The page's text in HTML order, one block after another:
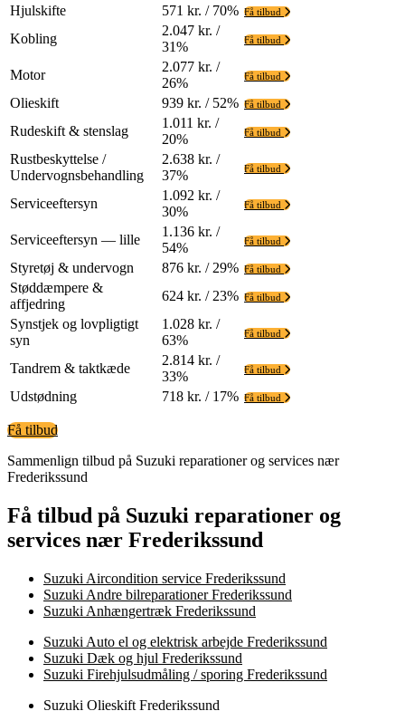
Hjulskifte 571 kr. / 70% Få tilbud
Kobling
2.047 kr. /
31%
Få tilbud
Motor
2.077 kr. /
26%
Få tilbud
Olieskift 939 kr. / 52% Få tilbud
Rudeskift & stenslag
1.011 kr. /
20%
Få tilbud
Rustbeskyttelse /
Undervognsbehandling
2.638 kr. /
37%
Få tilbud
Serviceeftersyn
1.092 kr. /
30%
Få tilbud
Serviceeftersyn — lille
1.136 kr. /
54%
Få tilbud
Styretøj & undervogn 876 kr. / 29% Få tilbud
Støddæmpere &
affjedring
624 kr. / 23% Få tilbud
Synstjek og lovpligtigt
syn
1.028 kr. /
63%
Få tilbud
Tandrem & taktkæde
2.814 kr. /
33%
Få tilbud
Udstødning 718 kr. / 17% Få tilbud
Få tilbud
Sammenlign tilbud på Suzuki reparationer og services nær
Frederikssund
Få tilbud på Suzuki reparationer og
services nær Frederikssund
Suzuki Aircondition service Frederikssund
Suzuki Andre bilreparationer Frederikssund
Suzuki Anhængertræk Frederikssund
Suzuki Auto el og elektrisk arbejde Frederikssund
Suzuki Dæk og hjul Frederikssund
Suzuki Firehjulsudmåling / sporing Frederikssund
Suzuki Olieskift Frederikssund